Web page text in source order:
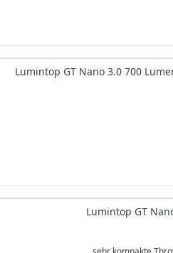
Lumintop GT Nano 3.0 700
Lumintop GT